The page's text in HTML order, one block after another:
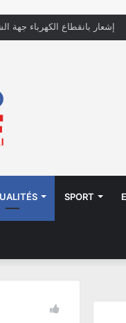
صور أطفال يعيشون في
SPORT